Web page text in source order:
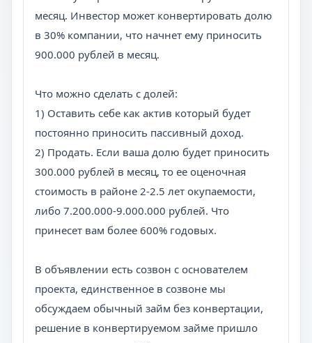
месяц. Инвестор может конвертировать долю
в 30% компании, что начнет ему приносить
900.000 рублей в месяц.
Что можно сделать с долей:
1) Оставить себе как актив который будет
постоянно приносить пассивный доход.
2) Продать. Если ваша долю будет приносить
300.000 рублей в месяц, то ее оценочная
стоимость в районе 2-2.5 лет окупаемости,
либо 7.200.000-9.000.000 рублей. Что
принесет вам более 600% годовых.
В объявлении есть созвон с основателем
проекта, единственное в созвоне мы
обсуждаем обычный займ без конвертации,
решение в конвертируемом займе пришло